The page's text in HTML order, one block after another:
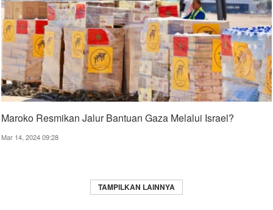
Maroko Resmikan Jalur Bantuan Gaza Melalui Israel?
Mar 14, 2024 09:28
TAMPILKAN LAINNYA